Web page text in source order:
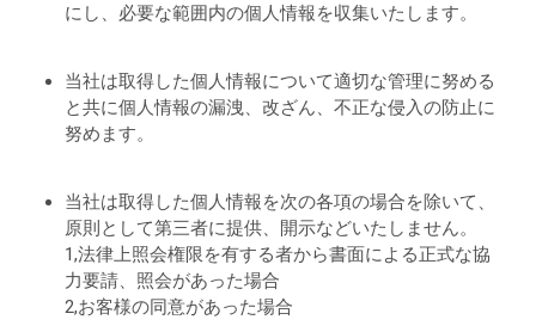
にし、必要な範囲内の個人情報を収集いたします。
当社は取得した個人情報について適切な管理に努める
と共に個人情報の漏洩、改ざん、不正な侵入の防止に
努めます。
当社は取得した個人情報を次の各項の場合を除いて、
原則として第三者に提供、開示などいたしません。
1,法律上照会権限を有する者から書面による正式な協
力要請、照会があった場合
2,お客様の同意があった場合